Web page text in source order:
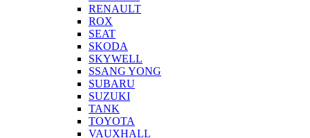
RENAULT
ROX
SEAT
SKODA
SKYWELL
SSANG YONG
SUBARU
SUZUKI
TANK
TOYOTA
VAUXHALL